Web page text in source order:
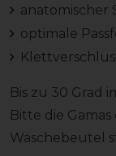
anatomischer
optimale
Bis zu 30 Grad
Bitte die
Wäschebeutel